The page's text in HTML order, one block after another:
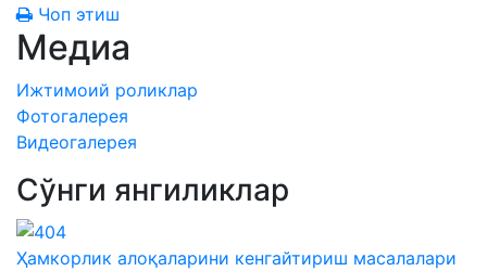
Чоп этиш
Медиа
Ижтимоий роликлар
Фотогалерея
Видеогалерея
Сўнги янгиликлар
Ҳамкорлик алоқаларини кенгайтириш масалалари